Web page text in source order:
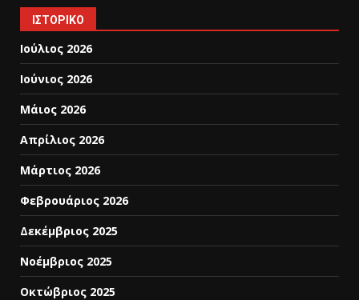
ΙΣΤΟΡΙΚΌ
Ιούλιος 2026
Ιούνιος 2026
Μάιος 2026
Απρίλιος 2026
Μάρτιος 2026
Φεβρουάριος 2026
Δεκέμβριος 2025
Νοέμβριος 2025
Οκτώβριος 2025